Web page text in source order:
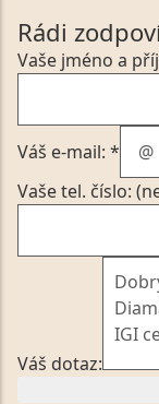
Rádi
Vaše jméno a
Váš e-mail: *
Vaše tel. číslo:
Váš dotaz: